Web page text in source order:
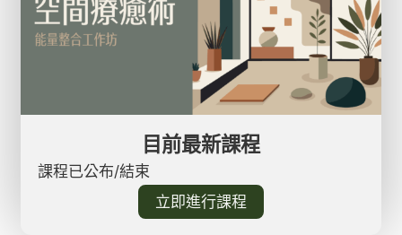
目前最新課程
課程已公布/結束
立即進行課程